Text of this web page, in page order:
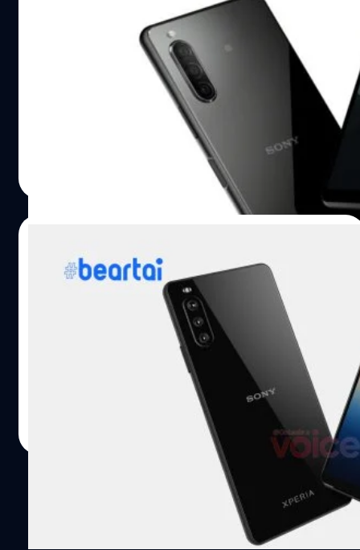
หลุดข้อมูลสเปก Sony Xperia 10 III ใช้ชิป
Snapdragon 765G ตัวแรงรองท็อป
ดูเหมือนว่าสมาร์ตโฟนรุ่นระดับกลางของ Sony ประจำปีนี้จะ
มาแรง (เพราะชิปแรงขึ้น) เพราะล่าสุดพบข้อมูลบน
Geekbench ว่าจะหันมาใช้ชิป Qualcomm Snapdragon 765G
ตัวแรงรองท็อป และยังเป็นชิปที่รองรับ 5G ด้วย ผลคะแนน
ทดสอบ Snapdragon 765G บน Xperia 10 III Single-Core
601 คะแนนMulti-Core 1821 คะแนน โดยเป็นการอัปเกรดขึ้น
มาจากชิป Snapdragon 665 นอกจากนี้ตัวเครื่องจะมาพร้อม
กับแรม 6GB เพิ่มขึ้นมาจาก Mark II ที่ 4GB ซึ่งก็ไม่รู้ว่า Sony
เท่านั้น อ้างอิง พิสูจน์อักษร : สุชยา เกษจำรัส
| 1998 days ago
หลุดภาพ Sony Xperia 10 III สมาร์ตโฟน
อารยธรรมรุ่นระดับกลาง ดีไซน์คล้ายเดิม
เข้าช่วงไตรมาสแรกของปี ก็ใกล้ฤกษ์เปิดตัวสมาร์ตโฟนใหม่
ของ Sony แล้ว ล่าสุดมีภาพหลุดเรนเดอร์ของสมาร์ตโฟนรุ่น
ระดับกลางอย่าง Sony Xperia 10 III หลุดออกมา พร้อมกับ
ดีไซน์อันคุ้นตา เพราะดีไซน์ใกล้เคียงกับ Xperia 10 II อย่าง
มาก ข้อมูลนี้มาจากทางคุณ Steve Hemmerstoffer หรือ
@Onleaks ได้เปิดเผยภาพแรกของ Sony Xperia 10 III ออก
มาให้ได้ชมกัน โดยยังให้ข้อมูลอีกด้วยว่า ตัวเครื่องจะมีขนาด
หน้าจอขนาด 6 นิ้ว ดีไซน์เหลี่ยม ไม่มีติ่งในจอ หรือรูกล้อง ก็
เพราะว่าตัวเครื่องมีขอบบน และล่างของจอ ส่วนทางด้านกล้อง
ถ่ายภาพ มาพร้อมกับกล้องหน้าความละเอียด 8MP และหล้อง
หลัง 3 ตัว 12MP, 8MP และ 8MP มีลำโพงแบบ Dual Front
Facing Speaker พร้อมเซนเซอร์สแกนนิ้วที่ด้านข้างของเครื่อง
| 2024 days ago